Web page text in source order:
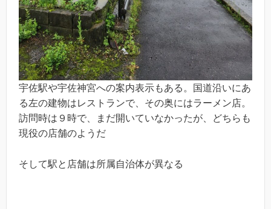
宇佐駅や宇佐神宮への案内表示もある。国道沿いにあ
る左の建物はレストランで、その奥にはラーメン店。
訪問時は９時で、まだ開いていなかったが、どちらも
現役の店舗のようだ
そして駅と店舗は所属自治体が異なる